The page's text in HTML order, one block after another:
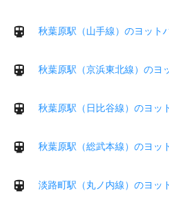
秋葉原駅（山手線）のヨット
秋葉原駅（京浜東北線）のヨ
秋葉原駅（日比谷線）のヨッ
秋葉原駅（総武本線）のヨッ
淡路町駅（丸ノ内線）のヨッ